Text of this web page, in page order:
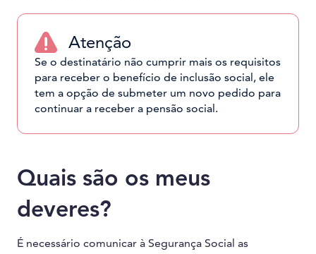
Atenção
Se o destinatário não cumprir mais os requisitos
para receber o benefício de inclusão social, ele
tem a opção de submeter um novo pedido para
continuar a receber a pensão social.
Quais são os meus
deveres?
É necessário comunicar à Segurança Social as